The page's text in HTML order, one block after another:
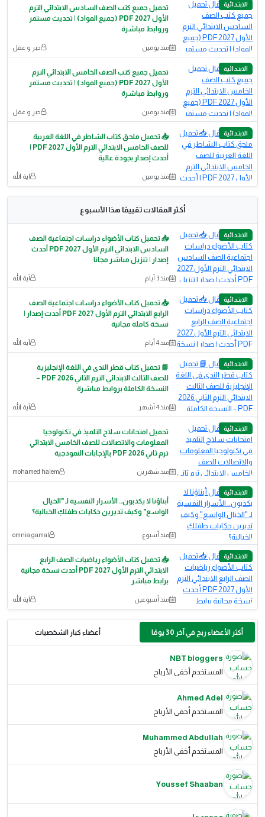
الابتدائية
تحميل جميع كتب الصف السادس الابتدائي الترم
الأول 2027 PDF (جميع المواد) | تحديث مستمر
وروابط مباشرة
منذ يومين حبر و عقل
الابتدائية
تحميل جميع كتب الصف الخامس الابتدائي الترم
الأول 2027 PDF (جميع المواد) | تحديث مستمر
وروابط مباشرة
منذ يومين حبر و عقل
الابتدائية
📥 تحميل ملحق كتاب الشاطر في اللغة العربية
أحدث إصدار بجودة عالية
منذ يومين آية الله
أكثر المقالات تقييمًا هذا الأسبوع
الابتدائية
📥 تحميل كتاب الأضواء دراسات اجتماعية الصف
السادس الابتدائي الترم الأول 2027 PDF أحدث
إصدار | تنزيل مباشر مجانا
منذ 3 أيام آية الله
الابتدائية
📥 تحميل كتاب الأضواء دراسات اجتماعية الصف
الرابع الابتدائي الترم الأول 2027 PDF أحدث إصدار |
نسخة كاملة مجانية
منذ 4 أيام آية الله
الابتدائية
📘 تحميل كتاب قطر الندى في اللغة الإنجليزية
للصف الثالث الابتدائي الترم الثاني 2026 PDF –
النسخة الكاملة بروابط مباشرة
منذ 4 أشهر آية الله
الابتدائية
تحميل امتحانات سلاح التلميذ في تكنولوجيا
المعلومات والاتصالات للصف الخامس الابتدائي
ترم ثاني 2026 PDF بالإجابات النموذجية
منذ شهرين mohamed halem
الابتدائية
أبناؤنا لا يكذبون.. الأسرار النفسية لـ "الخيال
الواسع" وكيف تديرين حكايات طفلكِ الخيالية؟
منذ أسبوع omnia gamal
الابتدائية
📥 تحميل كتاب الأضواء رياضيات الصف الرابع
الابتدائي الترم الأول 2027 PDF أحدث نسخة مجانية
برابط مباشر
منذ أسبوعين آية الله
أكثر الأعضاء ربح في آخر 30 يومًا أعضاء كبار الشخصيات
NBT bloggers
المستخدم أخفى الأرباح
Ahmed Adel
المستخدم أخفى الأرباح
Muhammed Abdullah
المستخدم أخفى الأرباح
Youssef Shaaban